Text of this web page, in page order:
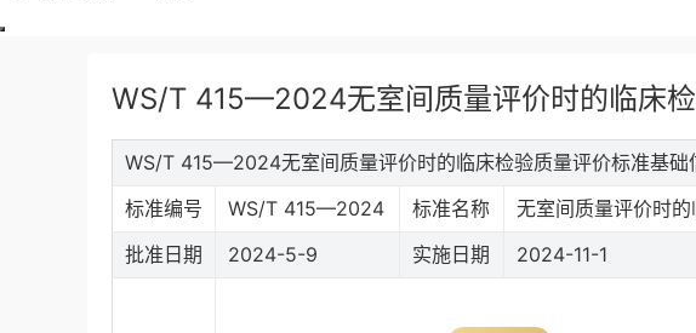
WS/T 415—2024无室间质量评价时的临床
WS/T 415—2024无室间质量评价时的临床检验质量评价标准基础
标准编号
WS/T 415—2024 标准名称
无室间质量评价时
批准日期
2024-5-9 实施日期 2024-11-1